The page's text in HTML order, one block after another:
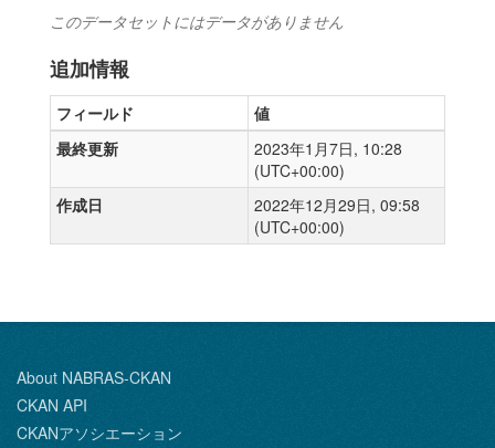
このデータセットにはデータがありません
追加情報
フィールド
値
最終更新
2023年1月7日, 10:28
(UTC+00:00)
作成日
2022年12月29日, 09:58
(UTC+00:00)
About NABRAS-CKAN
CKAN API
CKANアソシエーション